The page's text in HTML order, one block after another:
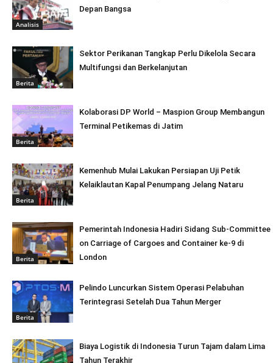
Analisis
Depan Bangsa
Berita
Sektor Perikanan Tangkap Perlu Dikelola Secara
Multifungsi dan Berkelanjutan
Berita
Kolaborasi DP World – Maspion Group Membangun
Terminal Petikemas di Jatim
Berita
Kemenhub Mulai Lakukan Persiapan Uji Petik
Kelaiklautan Kapal Penumpang Jelang Nataru
Berita
Pemerintah Indonesia Hadiri Sidang Sub-Committee
on Carriage of Cargoes and Container ke-9 di
London
Berita
Pelindo Luncurkan Sistem Operasi Pelabuhan
Terintegrasi Setelah Dua Tahun Merger
Biaya Logistik di Indonesia Turun Tajam dalam Lima
Tahun Terakhir